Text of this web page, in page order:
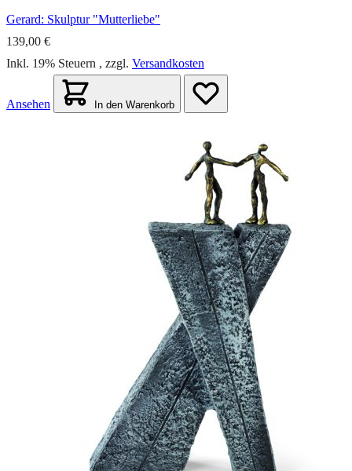
Gerard: Skulptur "Mutterliebe"
139,00 €
Inkl. 19% Steuern , zzgl. Versandkosten
Ansehen In den Warenkorb